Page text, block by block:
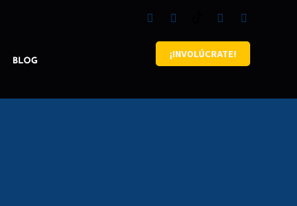
BLOG
¡INVOLÚCRATE!